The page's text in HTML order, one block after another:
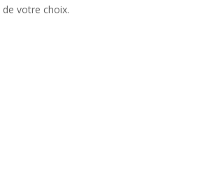
de votre choix.